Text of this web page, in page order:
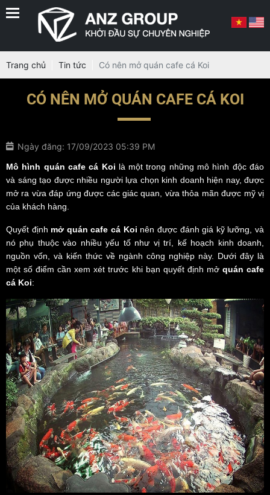
Trang chủ Tin tức Có nên mở quán cafe cá Koi
CÓ NÊN MỞ QUÁN CAFE CÁ KOI
Ngày đăng: 17/09/2023 05:39 PM
Mô hình quán cafe cá Koi là một trong những mô hình độc đáo
và sáng tạo được nhiều người lựa chọn kinh doanh hiện nay, được
mở ra vừa đáp ứng được các giác quan, vừa thỏa mãn được mỹ vị
của khách hàng.
Quyết định mở quán cafe cá Koi nên được đánh giá kỹ lưỡng, và
nó phụ thuộc vào nhiều yếu tố như vị trí, kế hoạch kinh doanh,
nguồn vốn, và kiến thức về ngành công nghiệp này. Dưới đây là
một số điểm cần xem xét trước khi bạn quyết định mở quán cafe
cá Koi: